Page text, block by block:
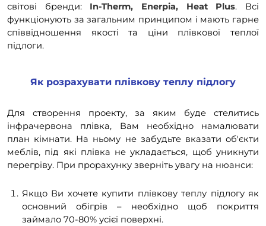
світові бренди:In-Therm, Enerpia, Heat Plus. Всі
функціонують за загальним принципом і мають гарне
співвідношення якості та ціни плівкової теплої
підлоги.
Як розрахувати плівкову теплу підлогу
Для створення проекту, за яким буде стелитись
інфрачервона плівка, Вам необхідно намалювати
план кімнати. На ньому не забудьте вказати об'єкти
меблів, під які плівка не укладається, щоб уникнути
перегріву. При прорахунку зверніть увагу на нюанси:
Якщо Ви хочете купити плівкову теплу підлогу як
основний обігрів – необхідно щоб покриття
займало 70-80% усієї поверхні.